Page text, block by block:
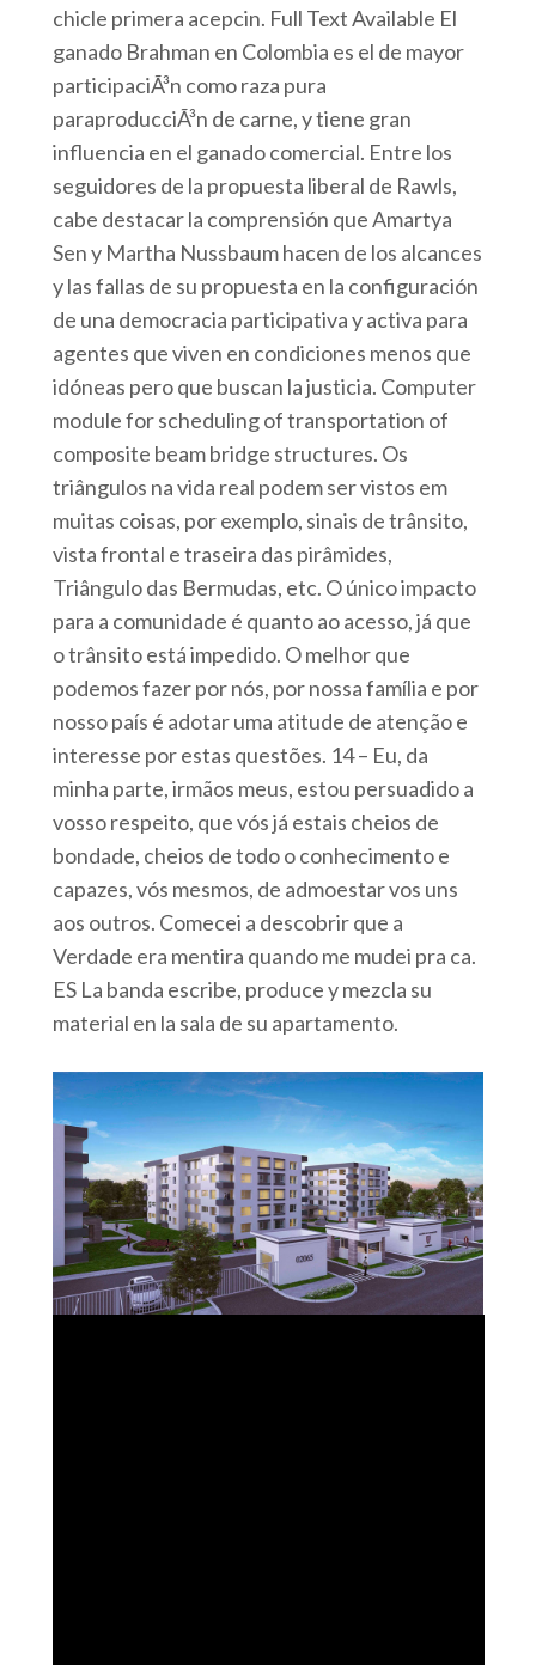
chicle primera acepcin. Full Text Available El
ganado Brahman en Colombia es el de mayor
participaciÃ³n como raza pura
paraproducciÃ³n de carne, y tiene gran
influencia en el ganado comercial. Entre los
seguidores de la propuesta liberal de Rawls,
cabe destacar la comprensión que Amartya
Sen y Martha Nussbaum hacen de los alcances
y las fallas de su propuesta en la configuración
de una democracia participativa y activa para
agentes que viven en condiciones menos que
idóneas pero que buscan la justicia. Computer
module for scheduling of transportation of
composite beam bridge structures. Os
triângulos na vida real podem ser vistos em
muitas coisas, por exemplo, sinais de trânsito,
vista frontal e traseira das pirâmides,
Triângulo das Bermudas, etc. O único impacto
para a comunidade é quanto ao acesso, já que
o trânsito está impedido. O melhor que
podemos fazer por nós, por nossa família e por
nosso país é adotar uma atitude de atenção e
interesse por estas questões. 14 – Eu, da
minha parte, irmãos meus, estou persuadido a
vosso respeito, que vós já estais cheios de
bondade, cheios de todo o conhecimento e
capazes, vós mesmos, de admoestar vos uns
aos outros. Comecei a descobrir que a
Verdade era mentira quando me mudei pra ca.
ES La banda escribe, produce y mezcla su
material en la sala de su apartamento.